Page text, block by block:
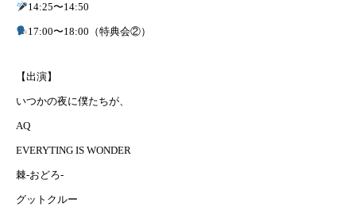
14:25〜14:50
17:00〜18:00（特典会②）
【出演】
いつかの夜に僕たちが、
AQ
EVERYTING IS WONDER
棘-おどろ-
グットクルー